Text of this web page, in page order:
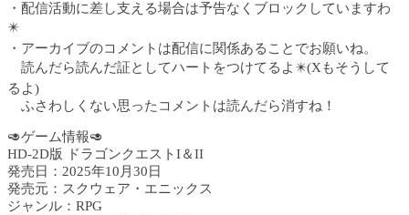
・配信活動に差し支える場合は予告なくブロックしていますわ
✴️
・アーカイブのコメントは配信に関係あることでお願いね。
読んだら読んだ証としてハートをつけてるよ✴️(Xもそうして
るよ)
ふさわしくない思ったコメントは読んだら消すね！
🥑ゲーム情報🥑
HD-2D版 ドラゴンクエストI＆II
発売日：2025年10月30日
発売元：スクウェア・エニックス
ジャンル：RPG